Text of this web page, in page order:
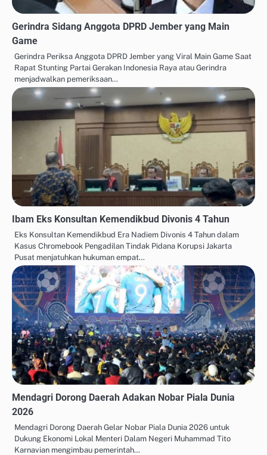
Gerindra Sidang Anggota DPRD Jember yang Main
Game
Gerindra Periksa Anggota DPRD Jember yang Viral Main Game Saat
Rapat Stunting Partai Gerakan Indonesia Raya atau Gerindra
menjadwalkan pemeriksaan…
Ibam Eks Konsultan Kemendikbud Divonis 4 Tahun
Eks Konsultan Kemendikbud Era Nadiem Divonis 4 Tahun dalam
Kasus Chromebook Pengadilan Tindak Pidana Korupsi Jakarta
Pusat menjatuhkan hukuman empat…
Mendagri Dorong Daerah Adakan Nobar Piala Dunia
2026
Mendagri Dorong Daerah Gelar Nobar Piala Dunia 2026 untuk
Dukung Ekonomi Lokal Menteri Dalam Negeri Muhammad Tito
Karnavian mengimbau pemerintah…